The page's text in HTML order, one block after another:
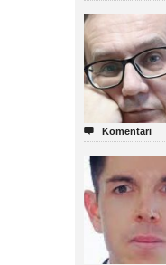
 Komentari